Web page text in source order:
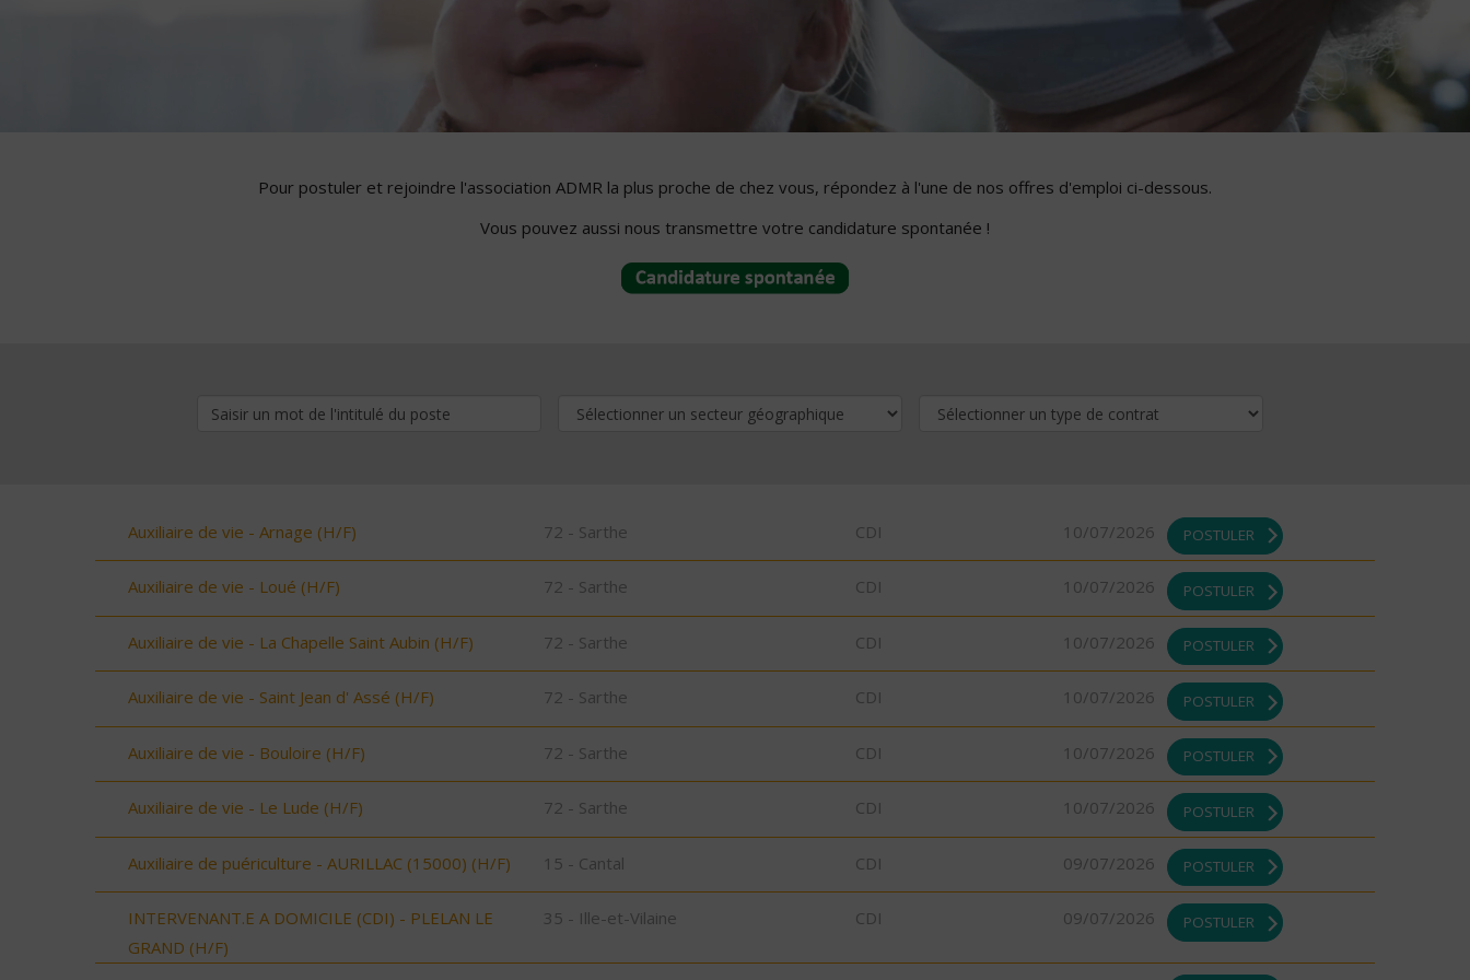
Pour postuler et rejoindre l'association ADMR la plus proche de chez vous, répondez à l'une de nos offres d'emploi ci-dessous.
Vous pouvez aussi nous transmettre votre candidature spontanée !
Auxiliaire de vie - Arnage (H/F) 72 - Sarthe CDI 10/07/2026 POSTULER
Auxiliaire de vie - Loué (H/F) 72 - Sarthe CDI 10/07/2026 POSTULER
Auxiliaire de vie - La Chapelle Saint Aubin (H/F) 72 - Sarthe CDI 10/07/2026 POSTULER
Auxiliaire de vie - Saint Jean d' Assé (H/F) 72 - Sarthe CDI 10/07/2026 POSTULER
Auxiliaire de vie - Bouloire (H/F) 72 - Sarthe CDI 10/07/2026 POSTULER
Auxiliaire de vie - Le Lude (H/F) 72 - Sarthe CDI 10/07/2026 POSTULER
Auxiliaire de puériculture - AURILLAC (15000) (H/F) 15 - Cantal CDI 09/07/2026 POSTULER
INTERVENANT.E A DOMICILE (CDI) - PLELAN LE
GRAND (H/F)
35 - Ille-et-Vilaine CDI 09/07/2026 POSTULER